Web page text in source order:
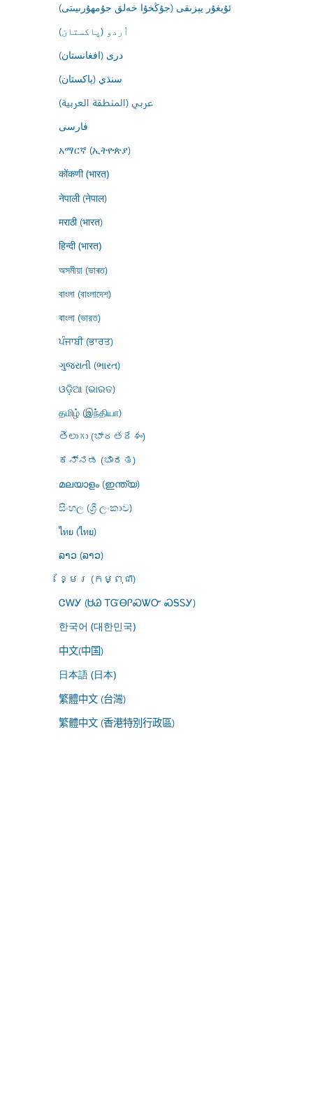
ئۇيغۇر يېزىقى (جۇڭخۇا خەلق جۇمھۇرىيىتى)
اُردو (پاکستان)
درى (افغانستان)
سنڌي (پاکستان)
عربي (المنطقة العربية)
فارسى
አማርኛ (ኢትዮጵያ)
कोंकणी (भारत)
नेपाली (नेपाल)
मराठी (भारत)
हिन्दी (भारत)
অসমীয়া (ভাৰত)
বাংলা (বাংলাদেশ)
বাংলা (ভারত)
ਪੰਜਾਬੀ (ਭਾਰਤ)
ગુજરાતી (ભારત)
ଓଡ଼ିଆ (ଭାରତ)
தமிழ் (இந்தியா)
తెలుగు (భారతదేశం)
ಕನ್ನಡ (ಭಾರತ)
മലയാളം (ഇന്ത്യ)
සිංහල (ශ්‍රී ලංකාව)
ไทย (ไทย)
ລາວ (ລາວ)
ខ្មែរ (កម្ពុជា)
ᏣᎳᎩ (ᏌᏊ ᎢᏳᎾᎵᏍᏔᏅ ᏍᎦᏚᎩ)
한국어 (대한민국)
中文(中国)
日本語 (日本)
繁體中文 (台灣)
繁體中文 (香港特別行政區)